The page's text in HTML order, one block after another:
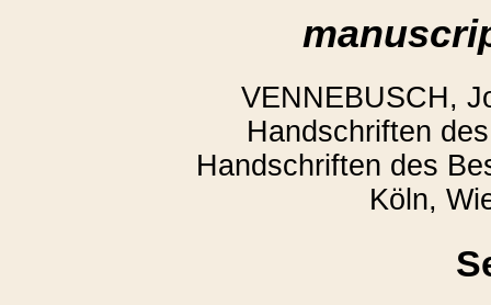
VENNEBUSCH,
Handschriften
Handschriften des
Köln,